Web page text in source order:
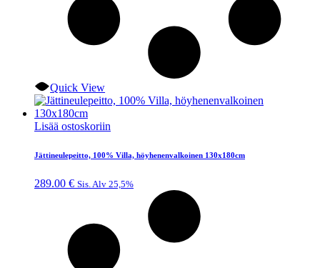
Quick View
Lisää ostoskoriin
Jättineulepeitto, 100% Villa, höyhenenvalkoinen 130x180cm
289.00 € Sis. Alv 25,5%